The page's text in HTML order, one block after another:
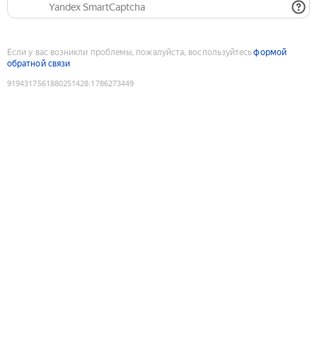
Yandex SmartCaptcha
Если у вас возникли проблемы, пожалуйста, воспользуйтесьформой
обратной связи
9194317561880251428:1786273449